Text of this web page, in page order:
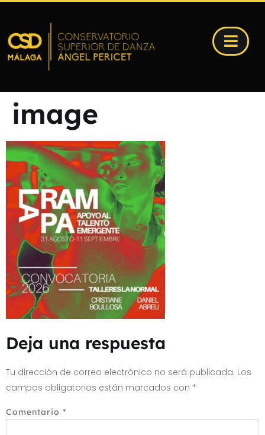
image
Deja una respuesta
Tu dirección de correo electrónico no será publicada. Los
campos obligatorios están marcados con *
Comentario *